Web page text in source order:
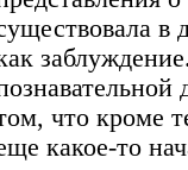
в
что кроме
какое-то